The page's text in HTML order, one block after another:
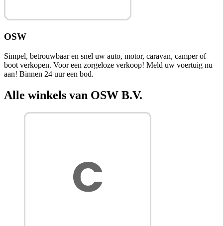
OSW
Simpel, betrouwbaar en snel uw auto, motor, caravan, camper of
boot verkopen. Voor een zorgeloze verkoop! Meld uw voertuig nu
aan! Binnen 24 uur een bod.
Alle winkels van OSW B.V.